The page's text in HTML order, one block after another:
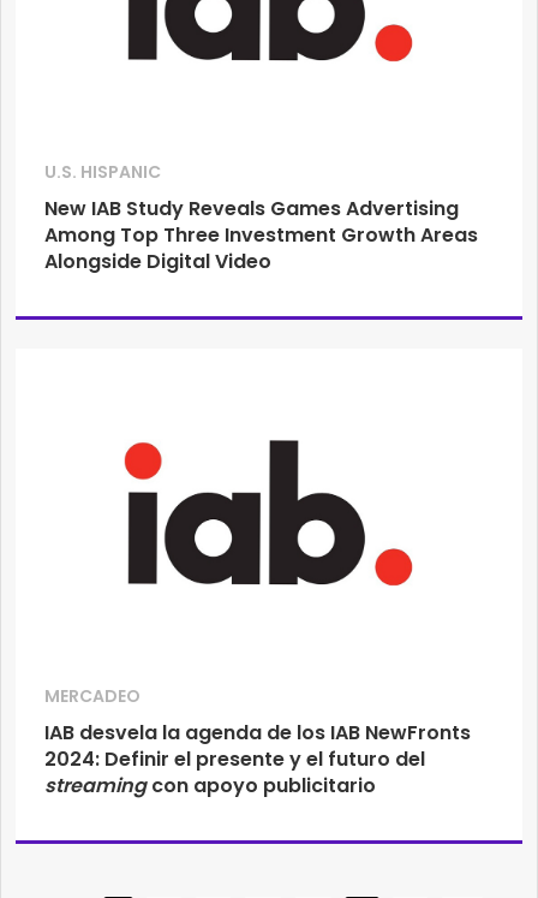
U.S. HISPANIC
New IAB Study Reveals Games Advertising
Among Top Three Investment Growth Areas
Alongside Digital Video
MERCADEO
IAB desvela la agenda de los IAB NewFronts
2024: Definir el presente y el futuro del
streamingcon apoyo publicitario